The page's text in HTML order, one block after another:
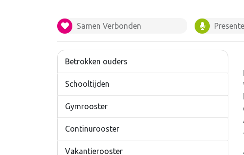
Samen Verbonden
Betrokken ouders
Schooltijden
Gymrooster
Continurooster
Vakantierooster